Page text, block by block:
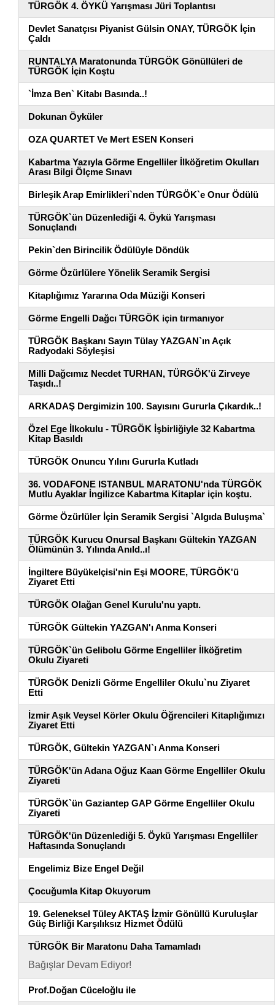
TÜRGÖK 4. ÖYKÜ Yarışması Jüri Toplantısı
Devlet Sanatçısı Piyanist Gülsin ONAY, TÜRGÖK İçin
Çaldı
RUNTALYA Maratonunda TÜRGÖK Gönüllüleri de
TÜRGÖK İçin Koştu
`İmza Ben` Kitabı Basında..!
Dokunan Öyküler
OZA QUARTET Ve Mert ESEN Konseri
Kabartma Yazıyla Görme Engelliler İlköğretim Okulları
Arası Bilgi Ölçme Sınavı
Birleşik Arap Emirlikleri`nden TÜRGÖK`e Onur Ödülü
TÜRGÖK`ün Düzenlediği 4. Öykü Yarışması
Sonuçlandı
Pekin`den Birincilik Ödülüyle Döndük
Görme Özürlülere Yönelik Seramik Sergisi
Kitaplığımız Yararına Oda Müziği Konseri
Görme Engelli Dağcı TÜRGÖK için tırmanıyor
TÜRGÖK Başkanı Sayın Tülay YAZGAN`ın Açık
Radyodaki Söyleşisi
Milli Dağcımız Necdet TURHAN, TÜRGÖK'ü Zirveye
Taşıdı..!
ARKADAŞ Dergimizin 100. Sayısını Gururla Çıkardık..!
Özel Ege İlkokulu - TÜRGÖK İşbirliğiyle 32 Kabartma
Kitap Basıldı
TÜRGÖK Onuncu Yılını Gururla Kutladı
36. VODAFONE ISTANBUL MARATONU'nda TÜRGÖK
Mutlu Ayaklar İngilizce Kabartma Kitaplar için koştu.
Görme Özürlüler İçin Seramik Sergisi `Algıda Buluşma`
TÜRGÖK Kurucu Onursal Başkanı Gültekin YAZGAN
Ölümünün 3. Yılında Anıld..ı!
İngiltere Büyükelçisi'nin Eşi MOORE, TÜRGÖK'ü
Ziyaret Etti
TÜRGÖK Olağan Genel Kurulu'nu yaptı.
TÜRGÖK Gültekin YAZGAN'ı Anma Konseri
TÜRGÖK`ün Gelibolu Görme Engelliler İlköğretim
Okulu Ziyareti
TÜRGÖK Denizli Görme Engelliler Okulu`nu Ziyaret
Etti
İzmir Aşık Veysel Körler Okulu Öğrencileri Kitaplığımızı
Ziyaret Etti
TÜRGÖK, Gültekin YAZGAN`ı Anma Konseri
TÜRGÖK'ün Adana Oğuz Kaan Görme Engelliler Okulu
Ziyareti
TÜRGÖK`ün Gaziantep GAP Görme Engelliler Okulu
Ziyareti
TÜRGÖK'ün Düzenlediği 5. Öykü Yarışması Engelliler
Haftasında Sonuçlandı
Engelimiz Bize Engel Değil
Çocuğumla Kitap Okuyorum
19. Geleneksel Tüley AKTAŞ İzmir Gönüllü Kuruluşlar
Güç Birliği Karşılıksız Hizmet Ödülü
TÜRGÖK Bir Maratonu Daha Tamamladı
Bağışlar Devam Ediyor!
Prof.Doğan Cüceloğlu ile